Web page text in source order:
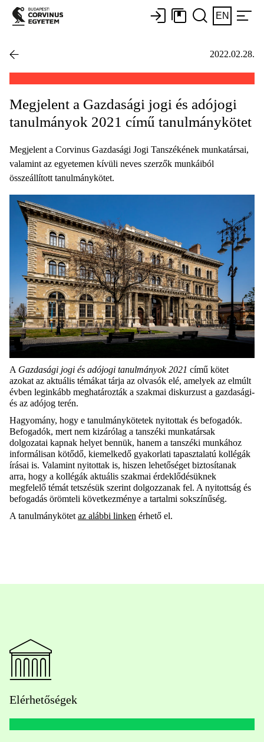
EN
2022.02.28.
Megjelent a Gazdasági jogi és adójogi
tanulmányok 2021 című tanulmánykötet
Megjelent a Corvinus Gazdasági Jogi Tanszékének munkatársai,
valamint az egyetemen kívüli neves szerzők munkáiból
összeállított tanulmánykötet.
A Gazdasági jogi és adójogi tanulmányok 2021 című kötet
azokat az aktuális témákat tárja az olvasók elé, amelyek az elmúlt
évben leginkább meghatározták a szakmai diskurzust a gazdasági-
és az adójog terén.
Hagyomány, hogy e tanulmánykötetek nyitottak és befogadók.
Befogadók, mert nem kizárólag a tanszéki munkatársak
dolgozatai kapnak helyet bennük, hanem a tanszéki munkához
informálisan kötődő, kiemelkedő gyakorlati tapasztalatú kollégák
írásai is. Valamint nyitottak is, hiszen lehetőséget biztosítanak
arra, hogy a kollégák aktuális szakmai érdeklődésüknek
megfelelő témát tetszésük szerint dolgozzanak fel. A nyitottság és
befogadás örömteli következménye a tartalmi sokszínűség.
A tanulmánykötet az alábbi linken érhető el.
Elérhetőségek